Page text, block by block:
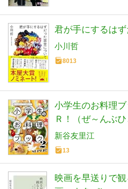
君が手にするは
小川哲
8013
小学生のお料理
Ｒ！（ぜ～んぶ
う！）
新谷友里江
13
映画を早送りで